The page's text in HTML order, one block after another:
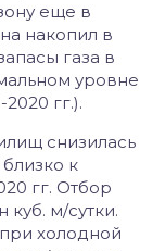
еще в
накопил в
газа в
уровне
гг.).
снизилась
к
гг. Отбор
куб. м/сутки.
холодной